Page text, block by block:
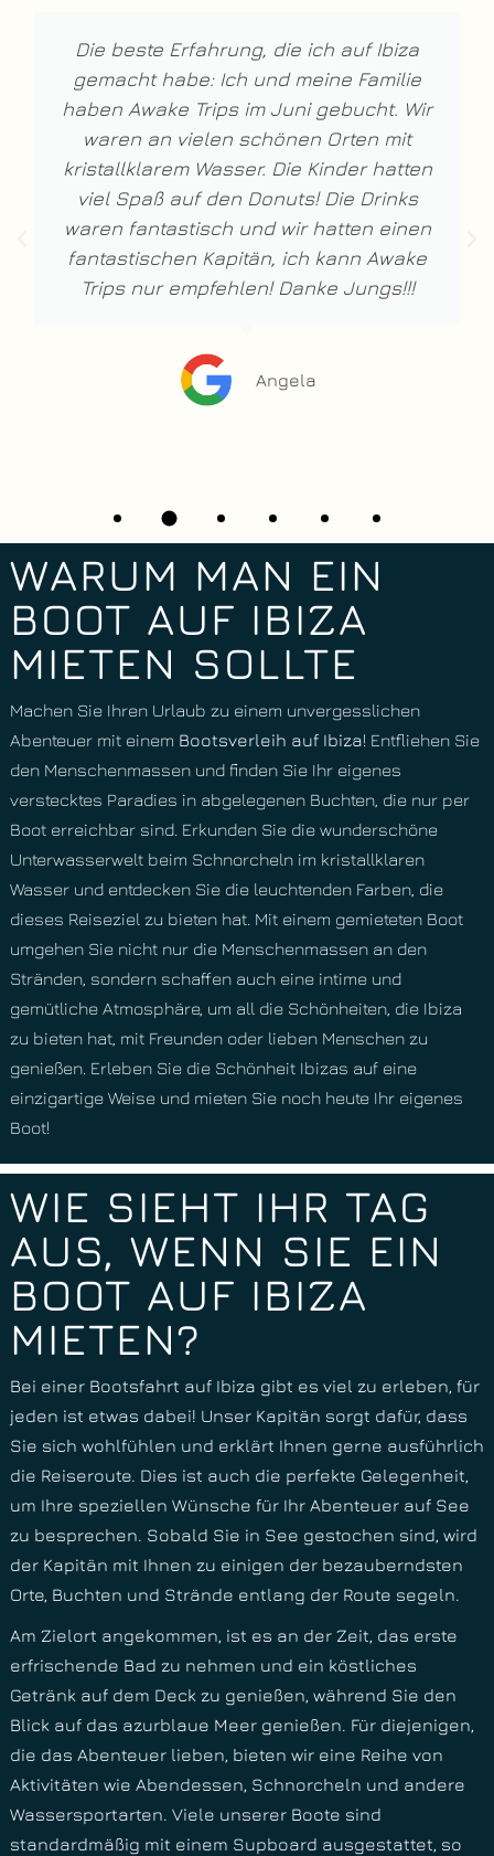
Die beste Erfahrung, die ich auf Ibiza
gemacht habe: Ich und meine Familie
haben Awake Trips im Juni gebucht. Wir
waren an vielen schönen Orten mit
kristallklarem Wasser. Die Kinder hatten
viel Spaß auf den Donuts! Die Drinks
waren fantastisch und wir hatten einen
fantastischen Kapitän, ich kann Awake
Trips nur empfehlen! Danke Jungs!!!
Angela
WARUM MAN EIN
BOOT AUF IBIZA
MIETEN SOLLTE
Machen Sie Ihren Urlaub zu einem unvergesslichen
Abenteuer mit einem Bootsverleih auf Ibiza! Entfliehen Sie
den Menschenmassen und finden Sie Ihr eigenes
verstecktes Paradies in abgelegenen Buchten, die nur per
Boot erreichbar sind. Erkunden Sie die wunderschöne
Unterwasserwelt beim Schnorcheln im kristallklaren
Wasser und entdecken Sie die leuchtenden Farben, die
dieses Reiseziel zu bieten hat. Mit einem gemieteten Boot
umgehen Sie nicht nur die Menschenmassen an den
Stränden, sondern schaffen auch eine intime und
gemütliche Atmosphäre, um all die Schönheiten, die Ibiza
zu bieten hat, mit Freunden oder lieben Menschen zu
genießen. Erleben Sie die Schönheit Ibizas auf eine
einzigartige Weise und mieten Sie noch heute Ihr eigenes
Boot!
WIE SIEHT IHR TAG
AUS, WENN SIE EIN
BOOT AUF IBIZA
MIETEN?
Bei einer Bootsfahrt auf Ibiza gibt es viel zu erleben, für
jeden ist etwas dabei! Unser Kapitän sorgt dafür, dass
Sie sich wohlfühlen und erklärt Ihnen gerne ausführlich
die Reiseroute. Dies ist auch die perfekte Gelegenheit,
um Ihre speziellen Wünsche für Ihr Abenteuer auf See
zu besprechen. Sobald Sie in See gestochen sind, wird
der Kapitän mit Ihnen zu einigen der bezauberndsten
Orte, Buchten und Strände entlang der Route segeln.
Am Zielort angekommen, ist es an der Zeit, das erste
erfrischende Bad zu nehmen und ein köstliches
Getränk auf dem Deck zu genießen, während Sie den
Blick auf das azurblaue Meer genießen. Für diejenigen,
die das Abenteuer lieben, bieten wir eine Reihe von
Aktivitäten wie Abendessen, Schnorcheln und andere
Wassersportarten. Viele unserer Boote sind
standardmäßig mit einem Supboard ausgestattet, so